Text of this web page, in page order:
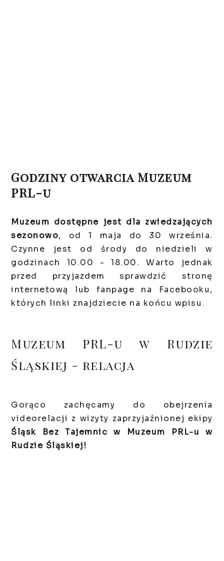
Godziny otwarcia Muzeum
PRL-u
Muzeum dostępne jest dla zwiedzających
sezonowo, od 1 maja do 30 września.
Czynne jest od środy do niedzieli w
godzinach 10.00 - 18.00. Warto jednak
przed przyjazdem sprawdzić stronę
internetową lub fanpage na Facebooku,
których linki znajdziecie na końcu wpisu.
Muzeum PRL-u w Rudzie
Śląskiej - relacja
Gorąco zachęcamy do obejrzenia
videorelacji z wizyty zaprzyjaźnionej ekipy
Śląsk Bez Tajemnic w Muzeum PRL-u w
Rudzie Śląskiej!